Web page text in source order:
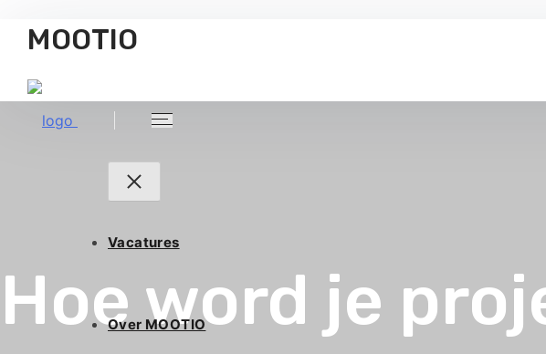
MOOTIO
Vacatures
Over MOOTIO
Hoe word je